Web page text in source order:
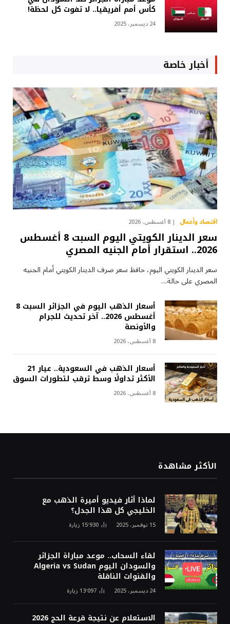
كأس أمم أفريقيا.. لا تفوت كل لحظة!
24 ديسمبر، 2025
أخبار خاصة
اقتصاد وأعمال 8 أغسطس، 2026
سعر الدينار الكويتي اليوم السبت 8 أغسطس
2026.. استقرار أمام الجنيه المصري
سعر الدينار الكويتي اليوم، حافظ سعر صرف الدينار الكويتي أمام الجنيه
المصري على حالة…
أسعار الذهب اليوم في الجزائر السبت 8
أغسطس 2026.. آخر تحديث للجرام
والأونصة
8 أغسطس، 2026
أسعار الذهب في السعودية.. عيار 21
الأكثر تداولًا وسط ترقب لتطورات السوق
8 أغسطس، 2026
الأكثر مشاهدة
لماذا أثار فيديو أميرة الذهب مع
الخليجي كل هذا الجدل؟
15 نوفمبر، 2025 15٬930 زيارة
لقاء السحاب.. موعد مباراة الجزائر
والسودان اليوم Algeria vs Sudan
والقنوات الناقلة
24 ديسمبر، 2025 13٬097 زيارة
الاستعلام عن نتيجة قرعة الحج 2026